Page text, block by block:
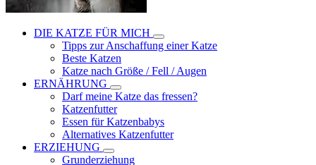
DIE KATZE FÜR MICH
Tipps zur Anschaffung einer Katze
Beste Katzen
Katze nach Größe / Fell / Augen
ERNÄHRUNG
Darf meine Katze das fressen?
Katzenfutter
Essen für Katzenbabys
Alternatives Katzenfutter
ERZIEHUNG
Grunderziehung